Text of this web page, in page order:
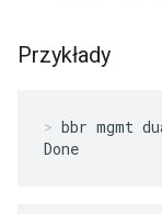
Przykłady
bbr mgmt
Done